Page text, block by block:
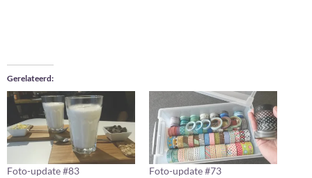
Gerelateerd
Foto-update #83
Foto-update #73